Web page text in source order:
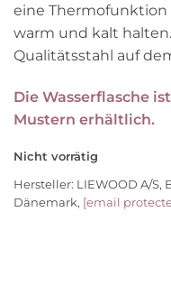
eine Thermofunktion
warm und kalt
Qualitätsstahl auf
Die Wasserflasche
Mustern erhältlich.
Nicht vorrätig
Hersteller: LIEWOOD A/S,
Dänemark, [email